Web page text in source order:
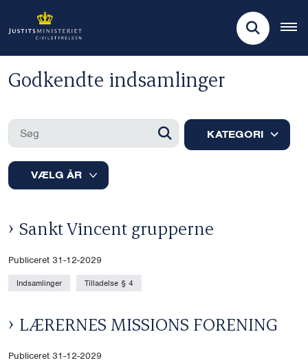
Godkendte indsamlinger
KATEGORI
Sankt Vincent grupperne
Publiceret 31-12-2029
Indsamlinger Tilladelse § 4
LÆRERNES MISSIONS FORENING
Publiceret 31-12-2029